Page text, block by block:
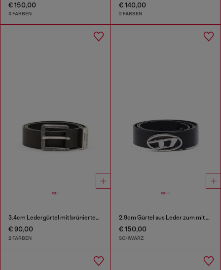
€ 150,00
3 FARBEN
€ 140,00
2 FARBEN
3.4cm Ledergürtel mit brünierten Metallelementen
€ 90,00
2 FARBEN
2.9cm Gürtel aus Leder zum mit Oval D-Logo
€ 150,00
SCHWARZ